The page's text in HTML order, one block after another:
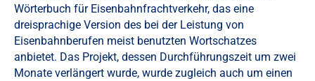
Wörterbuch für Eisenbahnfrachtverkehr, das eine
dreisprachige Version des bei der Leistung von
Eisenbahnberufen meist benutzten Wortschatzes
anbietet. Das Projekt, dessen Durchführungszeit um zwei
Monate verlängert wurde, wurde zugleich auch um einen